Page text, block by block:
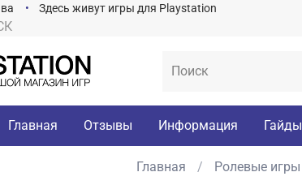
Здесь живут игры для Playstation
Главная Отзывы Информация Гайды
Главная Ролевые игры